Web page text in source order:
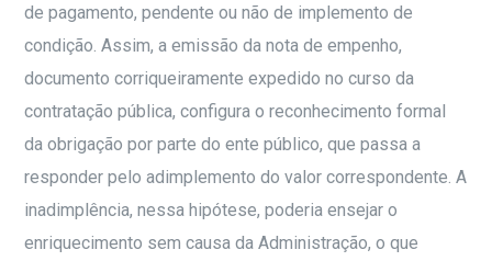
de pagamento, pendente ou não de implemento de
condição. Assim, a emissão da nota de empenho,
documento corriqueiramente expedido no curso da
contratação pública, configura o reconhecimento formal
da obrigação por parte do ente público, que passa a
responder pelo adimplemento do valor correspondente. A
inadimplência, nessa hipótese, poderia ensejar o
enriquecimento sem causa da Administração, o que